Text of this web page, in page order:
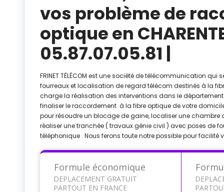
vos problème de
optique en
05.87.07.05.81 |
FRINET TÉLÉCOM est une société de télécommunication
fourreaux et localisation de regard télécom destinés à la
charge la réalisation des interventions dans le
finaliser le raccordement à la fibre optique de votre
pour résoudre un blocage de gaine, localiser une
réaliser une tranchée ( travaux génie civil ) avec poses de
téléphonique . Nous ferons toute notre possible pour facilité
Formule économique
DEPLACEMENT GRATUIT
PARTOUT EN FRANCE